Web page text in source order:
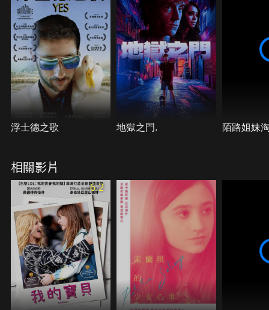
越來越多的壓力。同時，被痛苦、憤恨、不甘、自卑
等負面情緒充滿的胸部，卻也更加不合時宜地鼓動
著……
浮士德之歌 地獄之門. 陌路姐妹
相關影片
6.2